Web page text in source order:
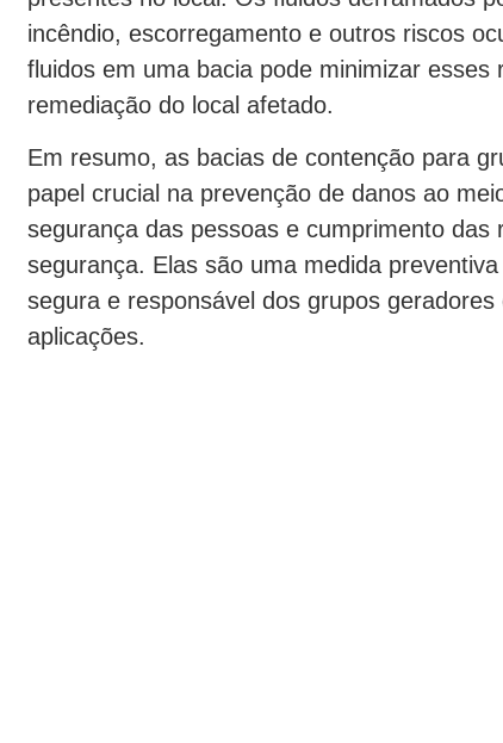
incêndio, escorregamento e outros riscos
fluidos em uma bacia pode minimizar esses
remediação do local afetado.
Em resumo, as bacias de contenção para
papel crucial na prevenção de danos ao
segurança das pessoas e cumprimento das
segurança. Elas são uma medida
segura e responsável dos grupos
aplicações.